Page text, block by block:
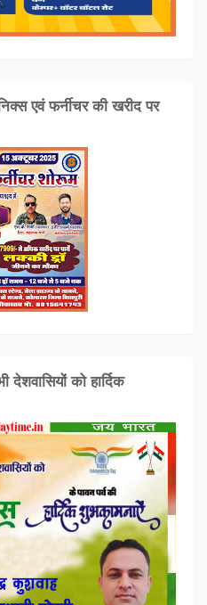
एवं फर्नीचर की खरीद पर
को हार्दिक